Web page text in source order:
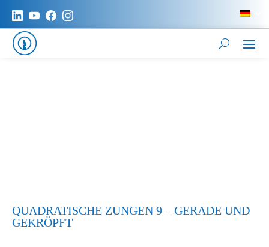
QUADRATISCHE ZUNGEN 9 – GERADE UND
GEKRÖPFT